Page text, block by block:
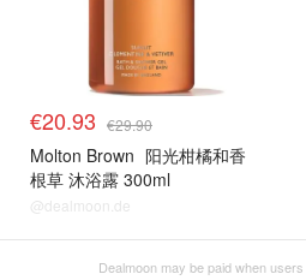
€20.93 €29.90
Molton Brown 阳光柑橘和香
根草 沐浴露 300ml
@dealmoon.de
Dealmoon may be paid when